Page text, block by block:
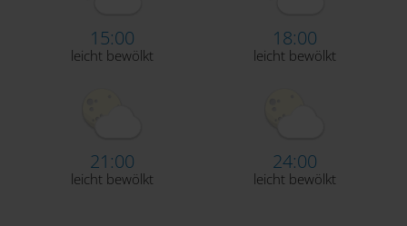
15:00
leicht bewölkt
18:00
leicht bewölkt
21:00
leicht bewölkt
24:00
leicht bewölkt